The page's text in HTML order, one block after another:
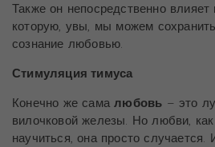
Также он непосредственно
которую, увы, мы можем
сознание любовью.
Стимуляция тимуса
Конечно же самалюбовь – это
вилочковой железы. Но любви,
научиться, она просто случается.